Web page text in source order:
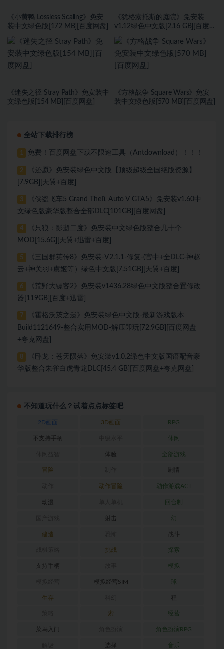
《小黄鸭 Lossless Scaling》免安
装中文绿色版[172 MB][百度网盘]
《犹格索托斯的庭院》免安装
v1.12绿色中文版[2.16 GB][百度网
《迷失之径 Stray Path》免安装中
文绿色版[154 MB][百度网盘]
《方格战争 ⁤Square Wars》免安
装中文绿色版[570 MB][百度网盘]
全站下载排行榜
1 免费！百度网盘下载不限速工具（Antdownload）！！！
2
《还愿》免安装绿色中文版【顶级超级全国绝版资源】
[7.9GB][天翼+百度]
3
《侠盗飞车5 Grand Theft Auto V GTA5》免安装v1.60中
文绿色版豪华版整合全部DLC[101GB][百度网盘]
4
《只狼：影逝二度》免安装中文绿色版整合几十个
MOD[15.6G][天翼+迅雷+百度]
5
《三国群英传8》免安装-V2.1.1-修复-(官中+全DLC-神赵
云+神关羽+虞姬等）绿色中文版[7.51GB][天翼+百度]
6
《荒野大镖客2》免安装v1436.28绿色中文版整合置修改
器[119GB][百度+迅雷]
7
《霍格沃茨之遗》免安装绿色中文版-最新游戏版本
Build1121649-整合实用MOD-解压即玩[72.9GB][百度网盘
+夸克网盘]
8
《卧龙：苍天陨落》免安装v1.0.2绿色中文版国语配音豪
华版整合朱雀白虎青龙DLC[45.4 GB][百度网盘+夸克网盘]
不知道玩什么？试着点点标签吧
2D画面 3D画面 RPG
不支持手柄 休闲
体验 全部游戏
冒险 剧情
动作冒险 动作游戏ACT
动漫 回合制
射击 幻
建造 战斗
挑战 探索
支持手柄 模拟
模拟经营SIM 球
生存 程
索 经营
菜鸟入门 角色扮演RPG
选择 音乐